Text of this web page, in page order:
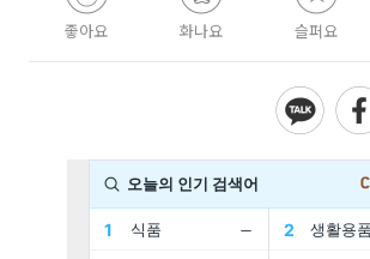
좋아요 화나요 슬퍼요